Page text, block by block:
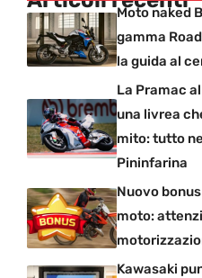
Moto naked
gamma
la guida al
La Pramac
una livrea
mito: tutto
Pininfarina
Nuovo
moto:
Kawasaki